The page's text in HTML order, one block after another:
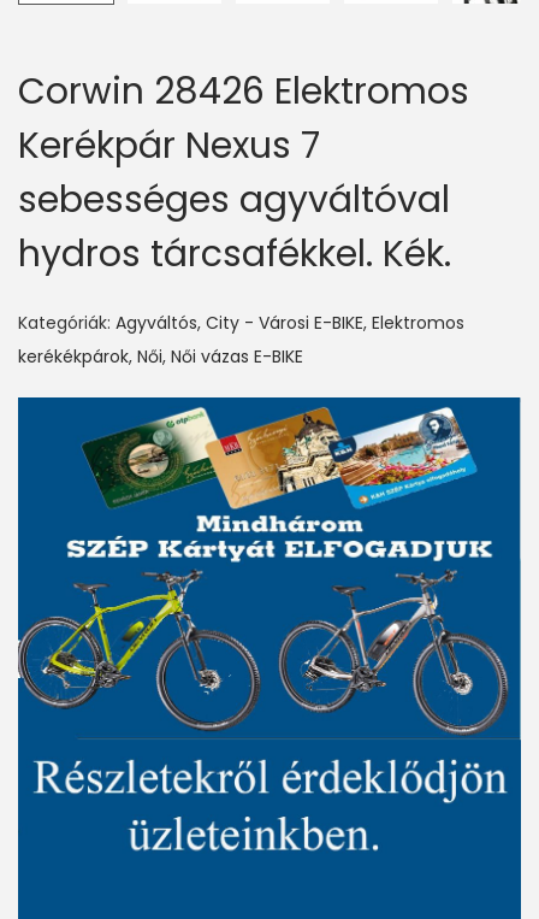
Corwin 28426 Elektromos
Kerékpár Nexus 7
sebességes agyváltóval
hydros tárcsafékkel. Kék.
Kategóriák: Agyváltós, City - Városi E-BIKE, Elektromos
kerékékpárok, Női, Női vázas E-BIKE